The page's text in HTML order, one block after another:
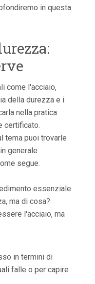
in questa
come l'acciaio,
della durezza e i
nella pratica
certificato.
tema puoi trovarle
generale
segue.
essenziale
ma di cosa?
l'acciaio, ma
in termini di
falle o per capire